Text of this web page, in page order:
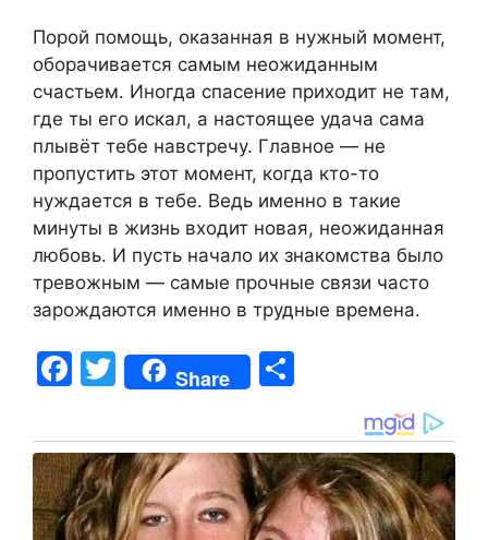
Порой помощь, оказанная в нужный момент,
оборачивается самым неожиданным
счастьем. Иногда спасение приходит не там,
где ты его искал, а настоящее удача сама
плывёт тебе навстречу. Главное — не
пропустить этот момент, когда кто-то
нуждается в тебе. Ведь именно в такие
минуты в жизнь входит новая, неожиданная
любовь. И пусть начало их знакомства было
тревожным — самые прочные связи часто
зарождаются именно в трудные времена.
F
c
e
b
T
w
itt
er
Share
ar
e